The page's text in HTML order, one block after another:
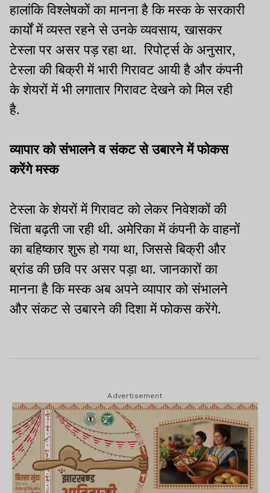
हालांकि विश्लेषकों का मानना है कि मस्क के सरकारी
कार्यों में व्यस्त रहने से उनके व्यवसाय, खासकर
टेस्ला पर असर पड़ रहा था. रिपोर्ट्स के अनुसार,
टेस्ला की बिक्री में भारी गिरावट आयी है और कंपनी
के शेयरों में भी लगातार गिरावट देखने को मिल रही
है.
व्यापार को संभालने व संकट से उबारने में फोकस
करेंगे मस्क
टेस्ला के शेयरों में गिरावट को लेकर निवेशकों की
चिंता बढ़ती जा रही थी. अमेरिका में कंपनी के वाहनों
का बहिष्कार शुरू हो गया था, जिससे बिक्री और
ब्रांड की छवि पर असर पड़ा था. जानकारों का
मानना है कि मस्क अब अपने व्यापार को संभालने
और संकट से उबारने की दिशा में फोकस करेंगे.
Advertisement